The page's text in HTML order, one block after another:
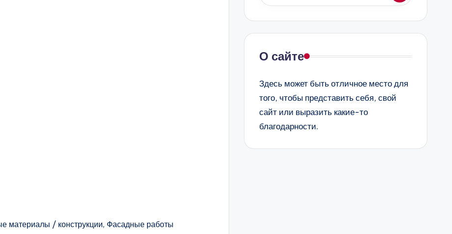
материалы / конструкции, Фасадные работы
О сайте
Здесь может быть отличное место для
того, чтобы представить себя, свой
сайт или выразить какие-то
благодарности.